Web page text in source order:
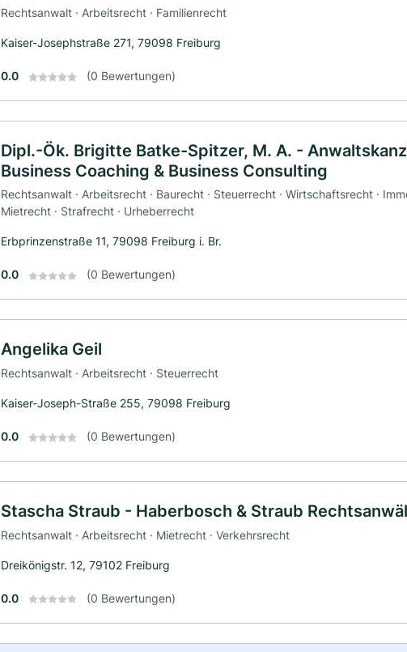
Rechtsanwalt · Arbeitsrecht · Familienrecht
Kaiser-Josephstraße 271, 79098 Freiburg
0.0 (0 Bewertungen)
Dipl.-Ök. Brigitte Batke-Spitzer, M. A. -
Business Coaching & Business Consulting
Rechtsanwalt · Arbeitsrecht · Baurecht · Steuerrecht · Wirtschaftsrecht ·
Mietrecht · Strafrecht · Urheberrecht
Erbprinzenstraße 11, 79098 Freiburg i. Br.
0.0 (0 Bewertungen)
Angelika Geil
Rechtsanwalt · Arbeitsrecht · Steuerrecht
Kaiser-Joseph-Straße 255, 79098 Freiburg
0.0 (0 Bewertungen)
Stascha Straub - Haberbosch & Straub
Rechtsanwalt · Arbeitsrecht · Mietrecht · Verkehrsrecht
Dreikönigstr. 12, 79102 Freiburg
0.0 (0 Bewertungen)